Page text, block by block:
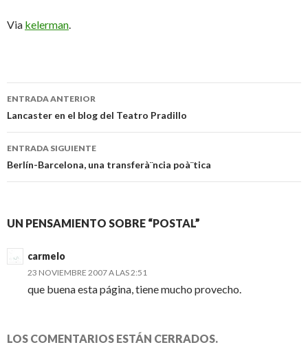
Via kelerman.
Ir a la entrada
ENTRADA ANTERIOR
Lancaster en el blog del Teatro Pradillo
ENTRADA SIGUIENTE
Berlín-Barcelona, una transferà¨ncia poà¨tica
UN PENSAMIENTO SOBRE “POSTAL”
carmelo
23 NOVIEMBRE 2007 A LAS 2:51
que buena esta página, tiene mucho provecho.
LOS COMENTARIOS ESTÁN CERRADOS.